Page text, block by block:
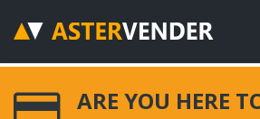
ARE YOU HERE